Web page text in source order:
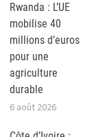
Rwanda : L’UE
mobilise 40
millions d’euros
pour une
agriculture
durable
6 août 2026